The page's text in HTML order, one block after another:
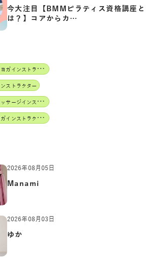
今大注目【BMMピラティス資格講座と
は？】コアからカ…
J
AHA認定ベビーヨガ＆ママヨガインストラクター
ストラクター
J
AHA認定ベビーチャクラマッサージインストラクター
J
AHA認定リトル＆キッズヨガインストラクター
2026年08月05日
Manami
2026年08月03日
ゆか